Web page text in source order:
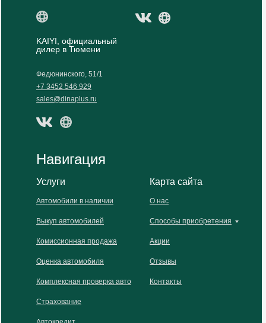
Федюнинского, 51/1
+7 3452 546 929
sales@dinaplus.ru
KAIYI, официальный
дилер в Тюмени
Навигация
Карта сайта
О нас
Способы приобретения
Акции
Отзывы
Контакты
Услуги
Автомобили в наличии
Выкуп автомобилей
Комиссионная продажа
Оценка автомобиля
Комплексная проверка авто
Страхование